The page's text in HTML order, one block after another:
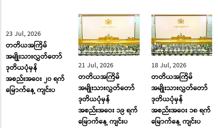
23 Jul, 2026
တတိယအကြိမ်
အမျိုးသားလွှတ်တော်
21 Jul, 2026
တတိယအကြိမ်
အမျိုးသားလွှတ်တော်
ဒုတိယပုံမှန်
အစည်းအဝေး ၁၉ ရက်
မြောက်နေ့ ကျင်းပ
18 Jul, 2026
တတိယအကြိမ်
အမျိုးသားလွှတ်တော်
ဒုတိယပုံမှန်
အစည်းအဝေး ၁၈ ရက်
မြောက်နေ့ ကျင်းပ